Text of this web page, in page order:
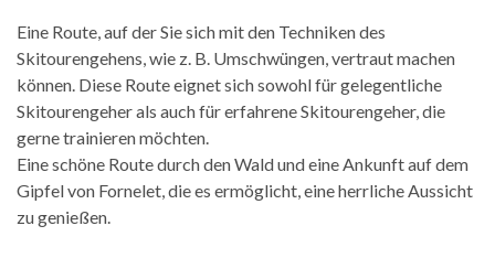
Eine Route, auf der Sie sich mit den Techniken des
Skitourengehens, wie z. B. Umschwüngen, vertraut machen
können. Diese Route eignet sich sowohl für gelegentliche
Skitourengeher als auch für erfahrene Skitourengeher, die
gerne trainieren möchten.
Eine schöne Route durch den Wald und eine Ankunft auf dem
Gipfel von Fornelet, die es ermöglicht, eine herrliche Aussicht
zu genießen.